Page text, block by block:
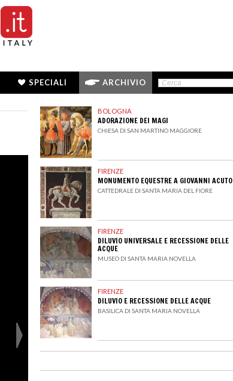
SPECIALI ARCHIVIO
BOLOGNA
ADORAZIONE DEI MAGI
CHIESA DI SAN MARTINO MAGGIORE
FIRENZE
MONUMENTO EQUESTRE A GIOVANNI ACUTO
CATTEDRALE DI SANTA MARIA DEL FIORE
FIRENZE
DILUVIO UNIVERSALE E RECESSIONE DELLE
ACQUE
MUSEO DI SANTA MARIA NOVELLA
FIRENZE
DILUVIO E RECESSIONE DELLE ACQUE
BASILICA DI SANTA MARIA NOVELLA